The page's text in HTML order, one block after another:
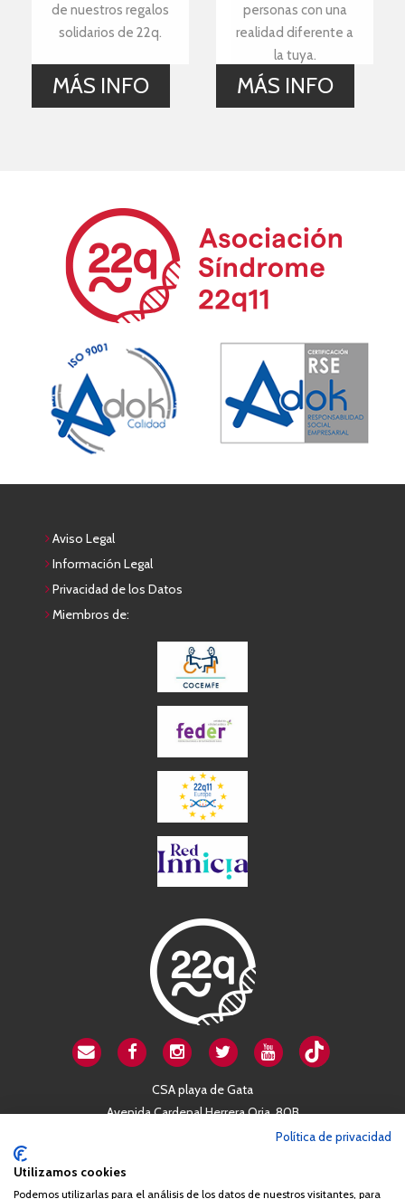
de nuestros regalos
solidarios de 22q.
MÁS INFO
personas con una
realidad diferente a
la tuya.
MÁS INFO
Aviso Legal
Información Legal
Privacidad de los Datos
Miembros de:
CSA playa de Gata
Avenida Cardenal Herrera Oria, 80B
Política de privacidad
Utilizamos cookies
Podemos utilizarlas para el análisis de los datos de nuestros visitantes, para